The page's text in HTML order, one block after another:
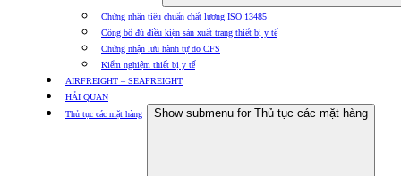
Chứng nhận tiêu chuẩn chất lượng ISO 13485
Công bố đủ điều kiện sản xuất trang thiết bị y tế
Chứng nhận lưu hành tự do CFS
Kiểm nghiệm thiết bị y tế
AIRFREIGHT – SEAFREIGHT
HẢI QUAN
Thủ tục các mặt hàng
Show submenu for Thủ tục các mặt hàng